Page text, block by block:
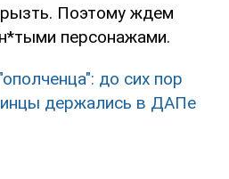
Поэтому ждем
персонажами.
до сих пор
держались в ДАПе